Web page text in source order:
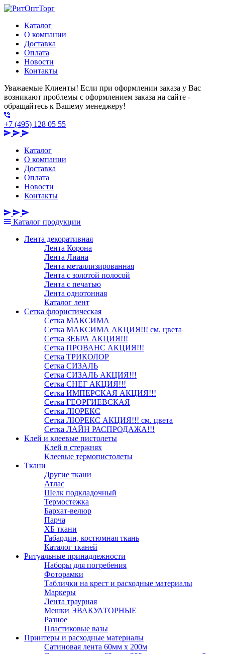
Каталог
О компании
Доставка
Оплата
Новости
Контакты
Уважаемые Клиенты! Если при оформлении заказа у Вас
возникают проблемы с оформлением заказа на сайте -
обращайтесь к Вашему менеджеру!
+7 (495) 128 05 55
Каталог
О компании
Доставка
Оплата
Новости
Контакты
Каталог продукции
Лента декоративная
Лента Корона
Лента Лиана
Лента металлизированная
Лента с золотой полосой
Лента с печатью
Лента однотонная
Каталог лент
Сетка флористическая
Сетка МАКСИМА
Сетка МАКСИМА АКЦИЯ!!! см. цвета
Сетка ЗЕБРА АКЦИЯ!!!
Сетка ПРОВАНС АКЦИЯ!!!
Сетка ТРИКОЛОР
Сетка СИЗАЛЬ
Сетка СИЗАЛЬ АКЦИЯ!!!
Сетка СНЕГ АКЦИЯ!!!
Сетка ИМПЕРСКАЯ АКЦИЯ!!!
Сетка ГЕОРГИЕВСКАЯ
Сетка ЛЮРЕКС
Сетка ЛЮРЕКС АКЦИЯ!!! см. цвета
Сетка ЛАЙН РАСПРОДАЖА!!!
Клей и клеевые пистолеты
Клей в стержнях
Клеевые термопистолеты
Ткани
Другие ткани
Атлас
Шелк подкладочный
Термостежка
Бархат-велюр
Парча
ХБ ткани
Габардин, костюмная ткань
Каталог тканей
Ритуальные принадлежности
Наборы для погребения
Фоторамки
Таблички на крест и расходные материалы
Маркеры
Лента траурная
Мешки ЭВАКУАТОРНЫЕ
Разное
Пластиковые вазы
Принтеры и расходные материалы
Сатиновая лента 60мм х 200м